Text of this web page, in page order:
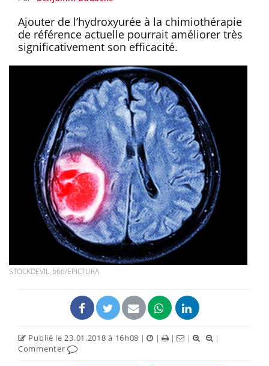
Ajouter de l’hydroxyurée à la chimiothérapie
de référence actuelle pourrait améliorer très
significativement son efficacité.
STOCKDEVIL_666/EPICTURA
Publié le 23.01.2018 à 16h08 | | | |
|
Commenter